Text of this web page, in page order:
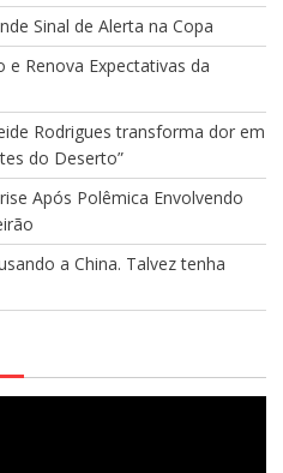
Sinal de Alerta na Copa
e Renova Expectativas da
Rodrigues transforma dor em
do Deserto”
Após Polêmica Envolvendo
a China. Talvez tenha